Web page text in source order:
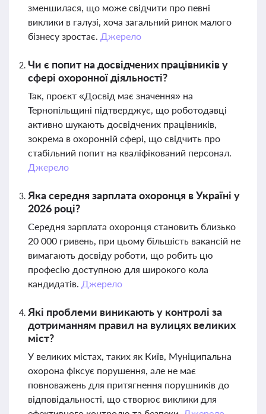
зменшилася, що може свідчити про певні
виклики в галузі, хоча загальний ринок малого
бізнесу зростає. Джерело
Чи є попит на досвідчених працівників у
сфері охоронної діяльності?
Так, проєкт «Досвід має значення» на
Тернопільщині підтверджує, що роботодавці
активно шукають досвідчених працівників,
зокрема в охоронній сфері, що свідчить про
стабільний попит на кваліфікований персонал.
Джерело
Яка середня зарплата охоронця в Україні у
2026 році?
Середня зарплата охоронця становить близько
20 000 гривень, при цьому більшість вакансій не
вимагають досвіду роботи, що робить цю
професію доступною для широкого кола
кандидатів. Джерело
Які проблеми виникають у контролі за
дотриманням правил на вулицях великих
міст?
У великих містах, таких як Київ, Муніципальна
охорона фіксує порушення, але не має
повноважень для притягнення порушників до
відповідальності, що створює виклики для